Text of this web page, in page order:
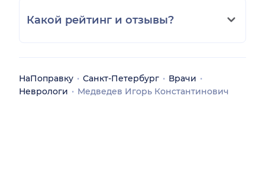
Какой рейтинг и отзывы?
НаПоправку Санкт-Петербург
Врачи
Неврологи
Медведев Игорь Константинович